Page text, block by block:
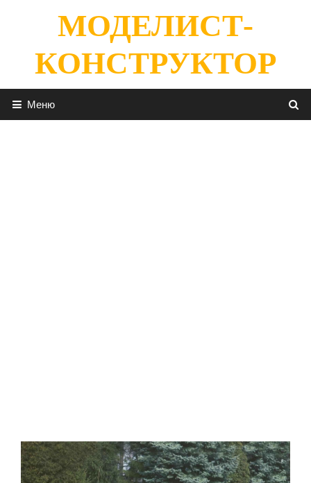
содержимомуМОДЕЛИСТ-
КОНСТРУКТОР
Меню